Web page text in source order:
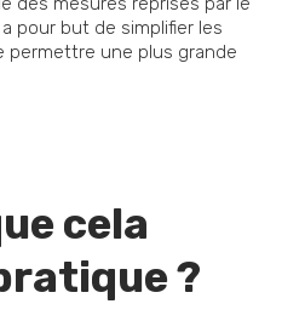
pour but de simplifier les
permettre une plus grande
cela
?